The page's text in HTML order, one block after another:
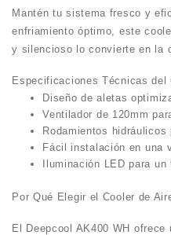
Mantén tu sistema fresco y
enfriamiento óptimo, este
y silencioso lo convierte en la
Especificaciones Técnicas del
Diseño de aletas
Ventilador de 120mm
Rodamientos
Fácil instalación en una
Iluminación LED para
Por Qué Elegir el Cooler de
El Deepcool AK400 WH